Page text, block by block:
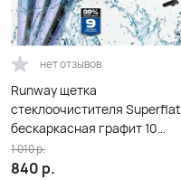
нет отзывов
Runway щетка
стеклоочистителя Superflat
бескаркасная графит 10
адаптеров 550мм
840 р.
1 010р.